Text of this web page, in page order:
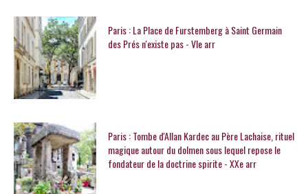
Paris : La Place de Furstemberg à Saint Germain
des Prés n'existe pas - VIe arr
Paris : Tombe d'Allan Kardec au Père Lachaise, rituel
magique autour du dolmen sous lequel repose le
fondateur de la doctrine spirite - XXe arr